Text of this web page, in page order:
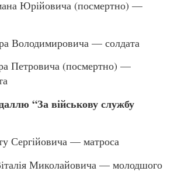
Юрійовича (посмертно) —
— солдата
Петровича (посмертно) —
“За військову службу
Сергійовича — матроса
Миколайовича — молодшого